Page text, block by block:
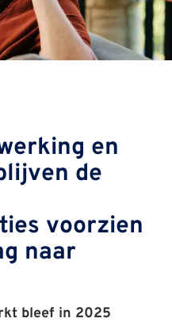
en
de
voorzien
naar
bleef in 2025